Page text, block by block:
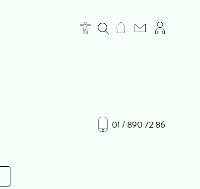
01 / 890 72 86